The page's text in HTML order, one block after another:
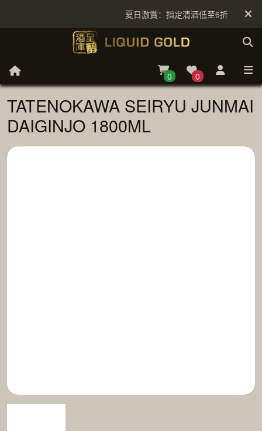
夏日激賞：指定清酒低至6折
0 0
TATENOKAWA SEIRYU JUNMAI
DAIGINJO 1800ML